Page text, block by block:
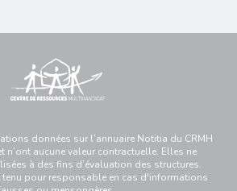
données sur l’annuaire Notitia du CRMH
n’ont aucune valeur contractuelle. Elles ne
à des fins d’évaluation des structures.
tenu pour responsable en cas d'informations